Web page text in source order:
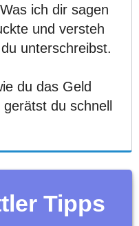
ich dir sagen
und versteh
unterschreibst.
du das Geld
du schnell
Tipps